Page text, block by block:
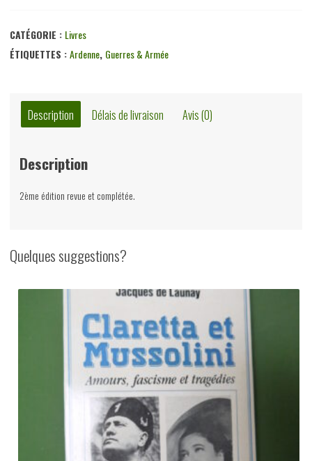
la
bataille
Michel
Georis,
Empire,
1984
CATÉGORIE : Livres
ÉTIQUETTES :Ardenne, Guerres & Armée
Description Délais de livraison Avis (0)
Description
2ème édition revue et complétée.
Quelques suggestions?